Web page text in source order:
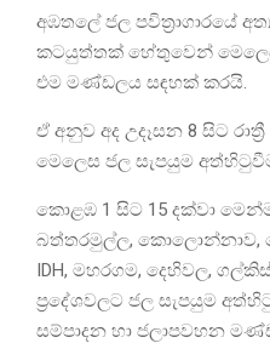
අඹතලේ ජල පවිත්‍රාගාරයේ
කටයුත්තක් හේතුවෙන්
එම මණ්ඩලය සඳහක් කරයි.
ඒ අනුව අද උදෑසන 8 සිට
මෙලෙස ජල සැපයුම
කොළඹ 1 සිට 15 දක්වා
බත්තරමුල්ල, කොලොන්නාව,
IDH, මහරගම, දෙහිවල,
ප්‍රදේශවලට ජල සැපයුම
සම්පාදන හා ජලාපවහන